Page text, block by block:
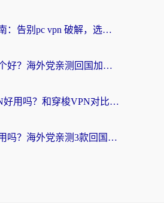
海外党避坑指南：告别pc vpn 破解，选对回国加速器轻松访问国内资源
穿梭和海龟哪个好？海外党亲测回国加速器，附电脑免费VPN推荐
Quickback VPN好用吗？和穿梭VPN对比哪个回国效果更好？海外党必看的真实测评与选择指南
穿梭和快喵好用吗？海外党亲测3款回国加速器，附日本回国VPN避坑指南